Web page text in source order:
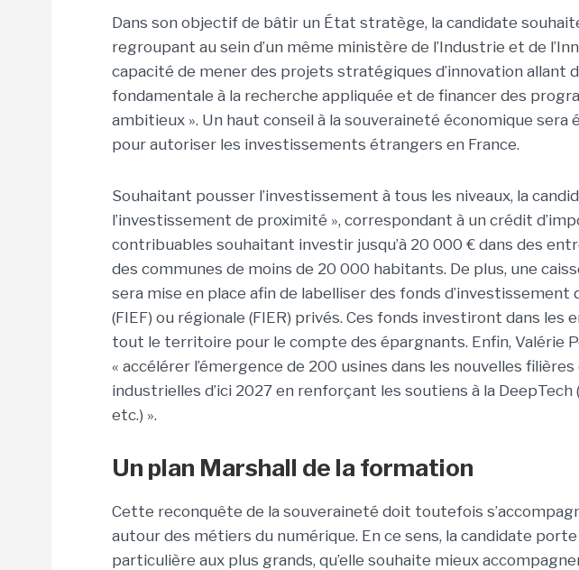
Dans son objectif de bâtir un État stratège, la candidate
regroupant au sein d’un même ministère de l’Industrie et de
capacité de mener des projets stratégiques d’innovation allant
fondamentale à la recherche appliquée et de financer des
ambitieux ». Un haut conseil à la souveraineté économique sera
pour autoriser les investissements étrangers en France.
Souhaitant pousser l’investissement à tous les niveaux, la
l’investissement de proximité », correspondant à un crédit
contribuables souhaitant investir jusqu’à 20 000 € dans des
des communes de moins de 20 000 habitants. De plus, une
sera mise en place afin de labelliser des fonds d’investissement
(FIEF) ou régionale (FIER) privés. Ces fonds investiront dans
tout le territoire pour le compte des épargnants. Enfin, Valérie
« accélérer l’émergence de 200 usines dans les nouvelles
industrielles d’ici 2027 en renforçant les soutiens à la
etc.) ».
Un plan Marshall de la formation
Cette reconquête de la souveraineté doit toutefois
autour des métiers du numérique. En ce sens, la candidate
particulière aux plus grands, qu’elle souhaite mieux